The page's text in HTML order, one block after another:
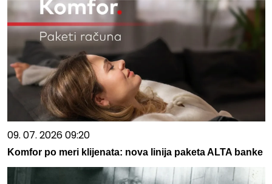
09. 07. 2026 09:20
Komfor po meri klijenata: nova linija paketa ALTA banke